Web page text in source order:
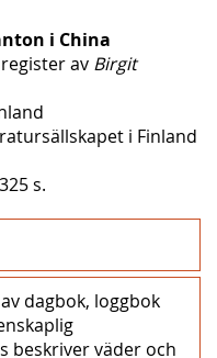
i China
av Birgit
i Finland
s.
dagbok, loggbok
beskriver väder och